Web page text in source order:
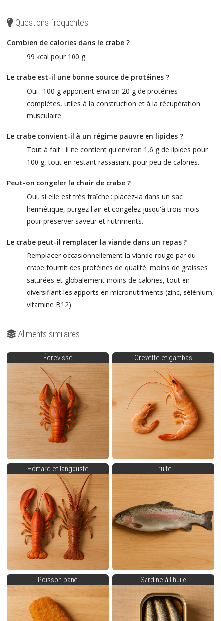
Questions fréquentes
Combien de calories dans le crabe ?
99 kcal pour 100 g.
Le crabe est-il une bonne source de protéines ?
Oui : 100 g apportent environ 20 g de protéines
complètes, utiles à la construction et à la récupération
musculaire.
Le crabe convient-il à un régime pauvre en lipides ?
Tout à fait : il ne contient qu'environ 1,6 g de lipides pour
100 g, tout en restant rassasiant pour peu de calories.
Peut-on congeler la chair de crabe ?
Oui, si elle est très fraîche : placez-la dans un sac
hermétique, purgez l'air et congelez jusqu'à trois mois
pour préserver saveur et nutriments.
Le crabe peut-il remplacer la viande dans un repas ?
Remplacer occasionnellement la viande rouge par du
crabe fournit des protéines de qualité, moins de graisses
saturées et globalement moins de calories, tout en
diversifiant les apports en micronutriments (zinc, sélénium,
vitamine B12).
Aliments similaires
Écrevisse Crevette et gambas
Homard et langouste Truite
Poisson pané Sardine à l'huile